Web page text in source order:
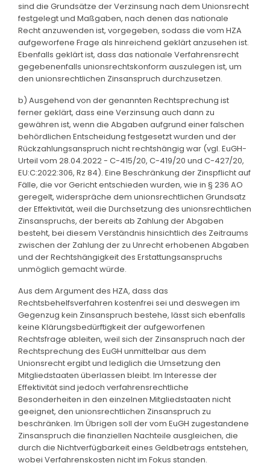
sind die Grundsätze der Verzinsung nach dem Unionsrecht
festgelegt und Maßgaben, nach denen das nationale
Recht anzuwenden ist, vorgegeben, sodass die vom HZA
aufgeworfene Frage als hinreichend geklärt anzusehen ist.
Ebenfalls geklärt ist, dass das nationale Verfahrensrecht
gegebenenfalls unionsrechtskonform auszulegen ist, um
den unionsrechtlichen Zinsanspruch durchzusetzen.
b) Ausgehend von der genannten Rechtsprechung ist
ferner geklärt, dass eine Verzinsung auch dann zu
gewähren ist, wenn die Abgaben aufgrund einer falschen
behördlichen Entscheidung festgesetzt wurden und der
Rückzahlungsanspruch nicht rechtshängig war (vgl. EuGH-
Urteil vom 28.04.2022 - C-415/20, C-419/20 und C-427/20,
EU:C:2022:306, Rz 84). Eine Beschränkung der Zinspflicht auf
Fälle, die vor Gericht entschieden wurden, wie in § 236 AO
geregelt, widerspräche dem unionsrechtlichen Grundsatz
der Effektivität, weil die Durchsetzung des unionsrechtlichen
Zinsanspruchs, der bereits ab Zahlung der Abgaben
besteht, bei diesem Verständnis hinsichtlich des Zeitraums
zwischen der Zahlung der zu Unrecht erhobenen Abgaben
und der Rechtshängigkeit des Erstattungsanspruchs
unmöglich gemacht würde.
Aus dem Argument des HZA, dass das
Rechtsbehelfsverfahren kostenfrei sei und deswegen im
Gegenzug kein Zinsanspruch bestehe, lässt sich ebenfalls
keine Klärungsbedürftigkeit der aufgeworfenen
Rechtsfrage ableiten, weil sich der Zinsanspruch nach der
Rechtsprechung des EuGH unmittelbar aus dem
Unionsrecht ergibt und lediglich die Umsetzung den
Mitgliedstaaten überlassen bleibt. Im Interesse der
Effektivität sind jedoch verfahrensrechtliche
Besonderheiten in den einzelnen Mitgliedstaaten nicht
geeignet, den unionsrechtlichen Zinsanspruch zu
beschränken. Im Übrigen soll der vom EuGH zugestandene
Zinsanspruch die finanziellen Nachteile ausgleichen, die
durch die Nichtverfügbarkeit eines Geldbetrags entstehen,
wobei Verfahrenskosten nicht im Fokus standen.